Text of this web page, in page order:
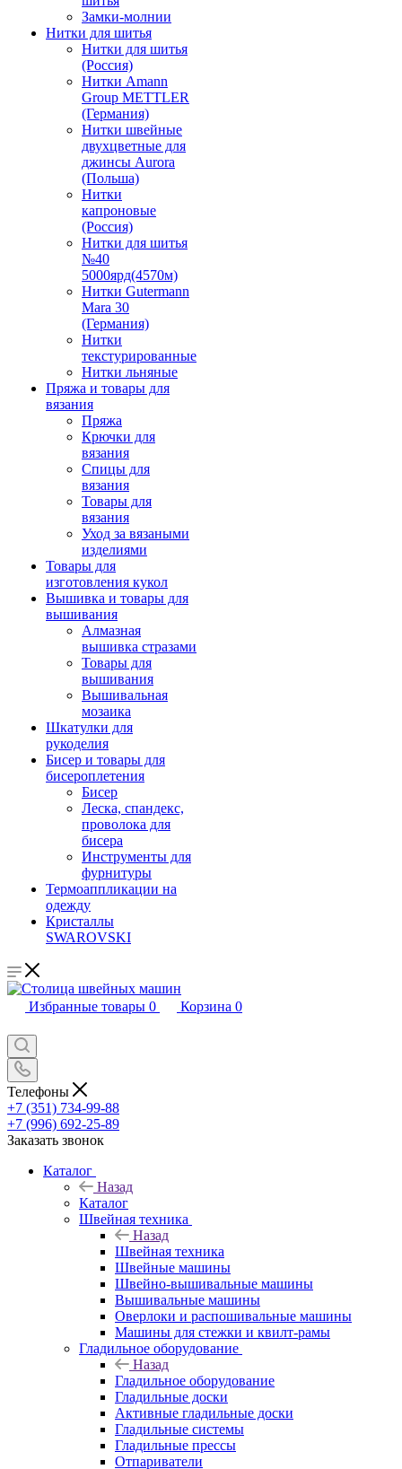
Замки-молнии
Нитки для шитья
Нитки для шитья
(Россия)
Нитки Amann
Group METTLER
(Германия)
Нитки швейные
двухцветные для
джинсы Aurora
(Польша)
Нитки
капроновые
(Россия)
Нитки для шитья
№40
5000ярд(4570м)
Нитки Gutermann
Mara 30
(Германия)
Нитки
текстурированные
Нитки льняные
Пряжа и товары для
вязания
Пряжа
Крючки для
вязания
Спицы для
вязания
Товары для
вязания
Уход за вязаными
изделиями
Товары для
изготовления кукол
Вышивка и товары для
вышивания
Алмазная
вышивка стразами
Товары для
вышивания
Вышивальная
мозаика
Шкатулки для
рукоделия
Бисер и товары для
бисероплетения
Бисер
Леска, спандекс,
проволока для
бисера
Инструменты для
фурнитуры
Термоаппликации на
одежду
Кристаллы
SWAROVSKI
Избранные товары 0 Корзина 0
Телефоны
+7 (351) 734-99-88
+7 (996) 692-25-89
Заказать звонок
Каталог
Назад
Каталог
Швейная техника
Назад
Швейная техника
Швейные машины
Швейно-вышивальные машины
Вышивальные машины
Оверлоки и распошивальные машины
Машины для стежки и квилт-рамы
Гладильное оборудование
Назад
Гладильное оборудование
Гладильные доски
Активные гладильные доски
Гладильные системы
Гладильные прессы
Отпариватели